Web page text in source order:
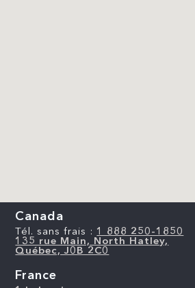
Canada
Tél. sans frais : 1 888 250-1850
135 rue Main, North Hatley,
Québec, J0B 2C0
France